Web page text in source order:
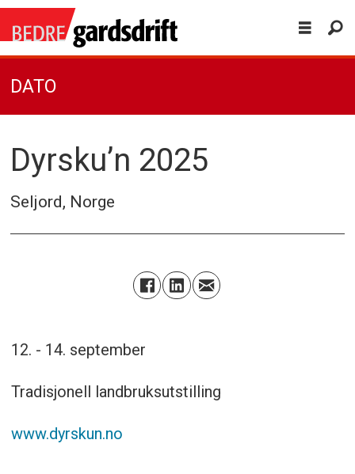
DATO
Dyrsku’n 2025
Seljord, Norge
12. - 14. september
Tradisjonell landbruksutstilling
www.dyrskun.no